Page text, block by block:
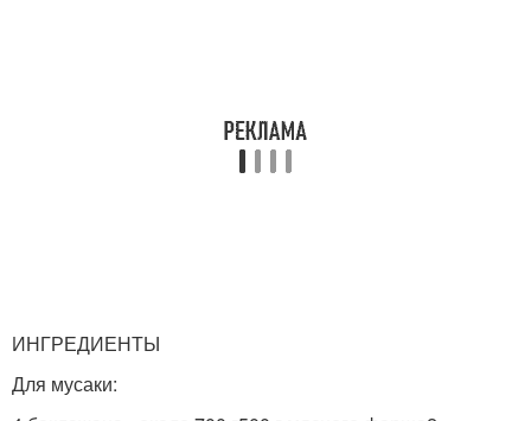
Мусака в мультиварке
ИНГРЕДИЕНТЫ
Для мусаки: